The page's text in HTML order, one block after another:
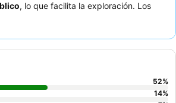
, lo que facilita la exploración. Los
sido renovada recientemente, ya que
signos de desgaste.
52%
14%